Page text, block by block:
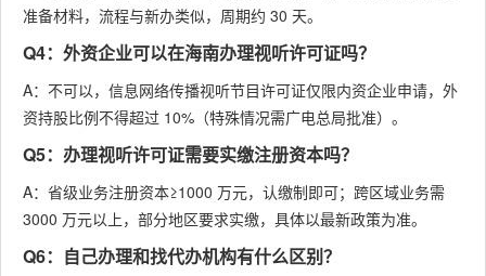
准备材料，流程与新办类似，周期约 30 天。
Q4：外资企业可以在海南办理视听许可证吗？
A：不可以，信息网络传播视听节目许可证仅限内资企业申请，外
资持股比例不得超过 10%（特殊情况需广电总局批准）。
Q5：办理视听许可证需要实缴注册资本吗？
A：省级业务注册资本≥1000 万元，认缴制即可；跨区域业务需
3000 万元以上，部分地区要求实缴，具体以最新政策为准。
Q6：自己办理和找代办机构有什么区别？